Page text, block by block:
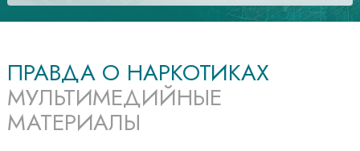
ПРАВДА О НАРКОТИКАХ
МУЛЬТИМЕДИЙНЫЕ
МАТЕРИАЛЫ